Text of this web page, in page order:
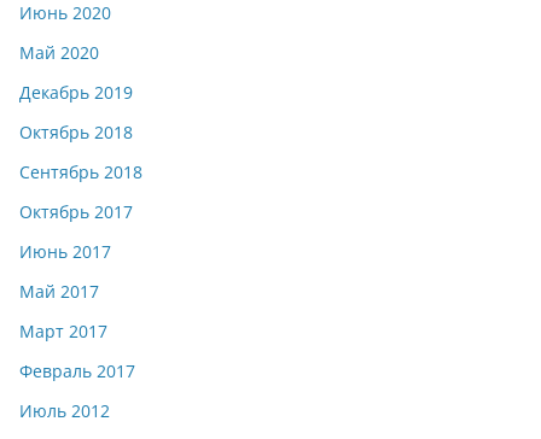
Июнь 2020
Май 2020
Декабрь 2019
Октябрь 2018
Сентябрь 2018
Октябрь 2017
Июнь 2017
Май 2017
Март 2017
Февраль 2017
Июль 2012